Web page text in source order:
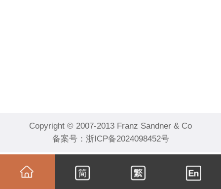
Copyright © 2007-2013 Franz Sandner & Co
备案号： 浙ICP备2024098452号